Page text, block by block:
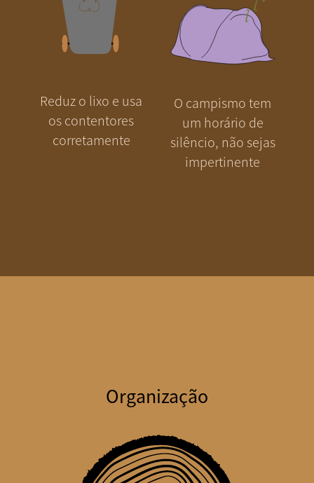
Reduz o lixo e usa
os contentores
corretamente
O campismo tem
um horário de
silêncio, não sejas
impertinente
Organização